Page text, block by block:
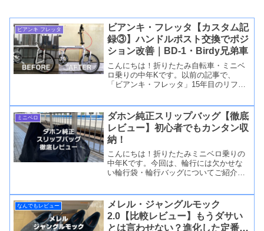
ビアンキ フレッタ
ビアンキ・フレッタ【カスタム記
録③】ハンドルポスト交換でポジ
ション改善｜BD-1・Birdy兄弟車
こんにちは！折りたたみ自転車・ミニベ
ロ乗りの中年Kです。以前の記事で、
「ビアンキ・フレッタ」15年目のリフレ
ミニベロ
ダホン純正スリップバッグ【徹底
レビュー】初心者でもカンタン収
納！
こんにちは！折りたたみミニベロ乗りの
中年Kです。今回は、輪行には欠かせな
い輪行袋・輪行バッグについてご紹介し
なんでもレビュー
メレル・ジャングルモック
2.0【比較レビュー】もうダサい
とは言わせない？進化した定番モ